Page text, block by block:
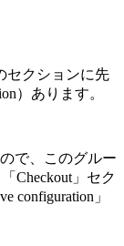
セクションに先
）あります。
で、このグルー
Checkout」セク
configuration」